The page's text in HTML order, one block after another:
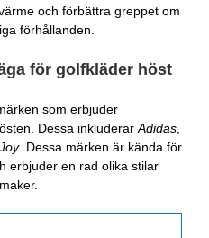
och förbättra greppet om
förhållanden.
för golfkläder höst
som erbjuder
Dessa inkluderar Adidas
. Dessa märken är kända för
erbjuder en rad olika stilar